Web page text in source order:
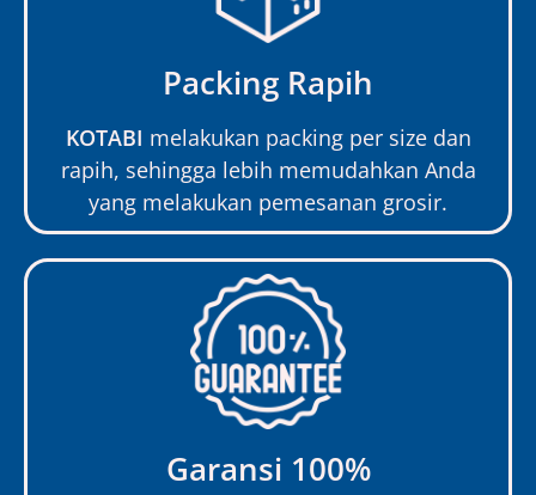
Packing Rapih
KOTABI melakukan packing per size dan
rapih, sehingga lebih memudahkan Anda
yang melakukan pemesanan grosir.
Garansi 100%